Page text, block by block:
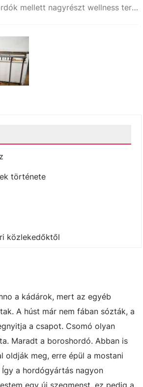
Műhelyében a hordók mellett nagyrészt wellness termékek készülnek
története
közlekedőktől
a kádárok, mert az egyéb
A húst már nem fában sózták, a
a csapot. Csomó olyan
Maradt a boroshordó. Abban is
meg, erre épül a mostani
a hordógyártás nagyon
egy új szegmenst, ez pedig a